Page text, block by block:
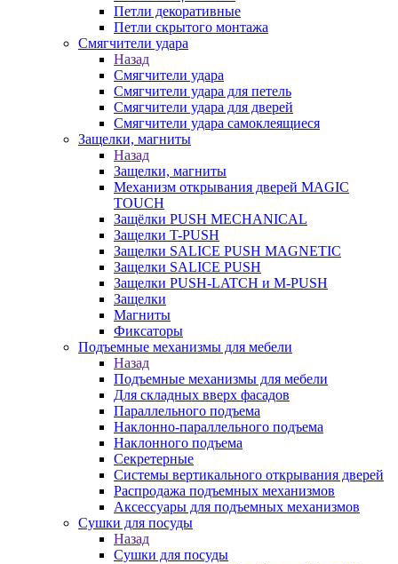
Петли декоративные
Петли скрытого монтажа
Смягчители удара
Назад
Смягчители удара
Смягчители удара для петель
Смягчители удара для дверей
Cмягчители удара самоклеящиеся
Защелки, магниты
Назад
Защелки, магниты
Механизм открывания дверей MAGIC
TOUCH
Защёлки PUSH MECHANICAL
Защелки T-PUSH
Защелки SALICE PUSH MAGNETIC
Защелки SALICE PUSH
Защелки PUSH-LATCH и M-PUSH
Защелки
Магниты
Фиксаторы
Подъемные механизмы для мебели
Назад
Подъемные механизмы для мебели
Для складных вверх фасадов
Параллельного подъема
Наклонно-параллельного подъема
Наклонного подъема
Секретерные
Системы вертикального открывания дверей
Распродажа подъемных механизмов
Аксессуары для подъемных механизмов
Сушки для посуды
Назад
Сушки для посуды